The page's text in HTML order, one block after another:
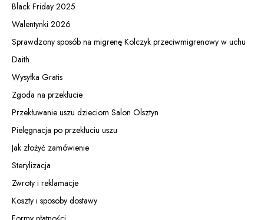
Black Friday 2025
Walentynki 2026
Sprawdzony sposób na migrenę Kolczyk przeciwmigrenowy w uchu
Daith
Wysyłka Gratis
Zgoda na przekłucie
Przekłuwanie uszu dzieciom Salon Olsztyn
Pielęgnacja po przekłuciu uszu
Jak złożyć zamówienie
Sterylizacja
Zwroty i reklamacje
Koszty i sposoby dostawy